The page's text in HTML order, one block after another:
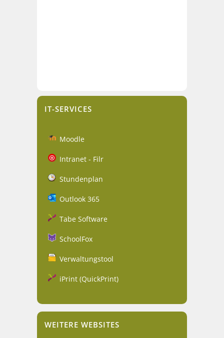
IT-SERVICES
Moodle
Intranet - Filr
Stundenplan
Outlook 365
Tabe Software
SchoolFox
Verwaltungstool
iPrint (QuickPrint)
WEITERE WEBSITES